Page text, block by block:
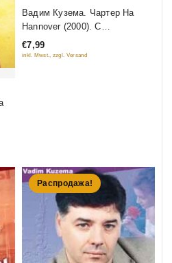
out of
Вадим Кузема. Чартер На
Hannover (2000). С
автографом Вадима Куземы
€7,99
inkl. Mwst., zzgl. Versand
Распродажа!